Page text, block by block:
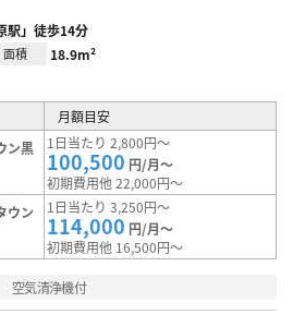
駅」徒歩14分
面積 18.9m²
月額目安
ン黒
1日当たり 2,800円～
100,500 円/月～
初期費用他 22,000円～
ウン
1日当たり 3,250円～
114,000 円/月～
初期費用他 16,500円～
空気清浄機付